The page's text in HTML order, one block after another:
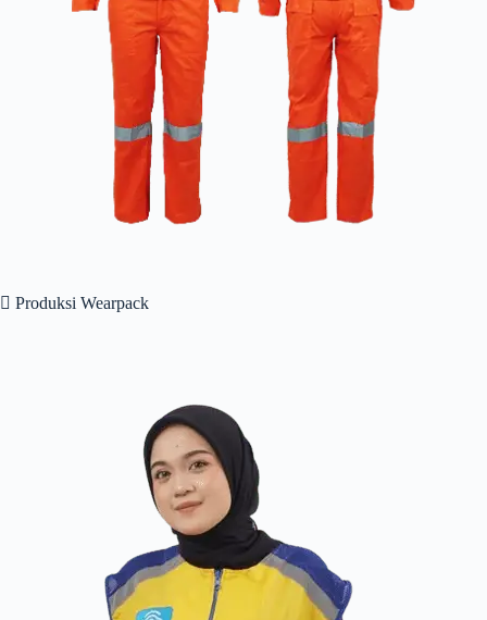
 Produksi Wearpack